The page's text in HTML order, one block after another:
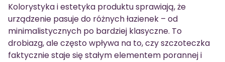
Kolorystyka i estetyka produktu sprawiają, że
urządzenie pasuje do różnych łazienek – od
minimalistycznych po bardziej klasyczne. To
drobiazg, ale często wpływa na to, czy szczoteczka
faktycznie staje się stałym elementem porannej i